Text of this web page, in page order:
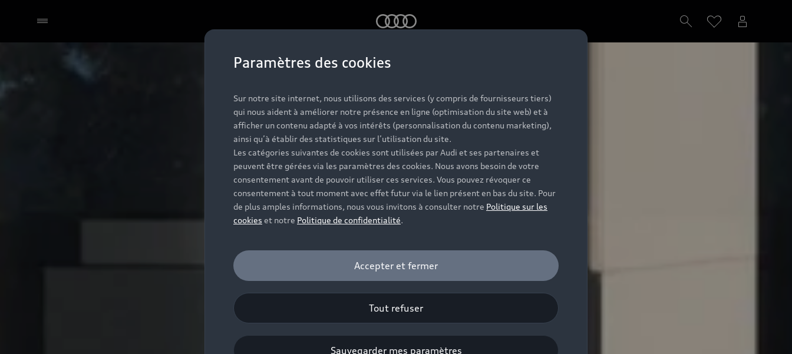
Sélectionner un Partenaire
Paramètres des cookies
Sur notre site internet, nous utilisons des services (y compris de fournisseurs tiers)
qui nous aident à améliorer notre présence en ligne (optimisation du site web) et à
afficher un contenu adapté à vos intérêts (personnalisation du contenu marketing),
ainsi qu’à établir des statistiques sur l’utilisation du site.
Les catégories suivantes de cookies sont utilisées par Audi et ses partenaires et
peuvent être gérées via les paramètres des cookies. Nous avons besoin de votre
consentement avant de pouvoir utiliser ces services. Vous pouvez révoquer ce
consentement à tout moment avec effet futur via le lien présent en bas du site. Pour
de plus amples informations, nous vous invitons à consulter notre Politique sur les
cookies et notre Politique de confidentialité.
Accepter et fermer
Tout refuser
Sauvegarder mes paramètres